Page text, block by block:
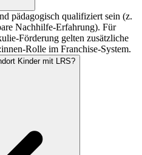
pädagogisch qualifiziert sein (z.
Nachhilfe-Erfahrung). Für
Förderung gelten zusätzliche
Rolle im Franchise-System.
Kinder mit LRS?